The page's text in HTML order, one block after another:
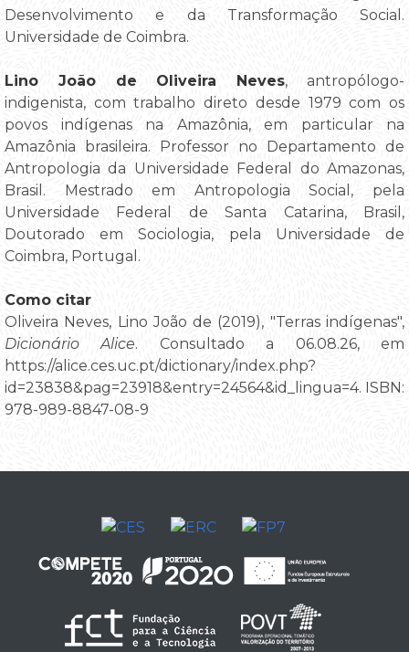
Desenvolvimento e da Transformação Social.
Universidade de Coimbra.
Lino João de Oliveira Neves, antropólogo-
indigenista, com trabalho direto desde 1979 com os
povos indígenas na Amazônia, em particular na
Amazônia brasileira. Professor no Departamento de
Antropologia da Universidade Federal do Amazonas,
Brasil. Mestrado em Antropologia Social, pela
Universidade Federal de Santa Catarina, Brasil,
Doutorado em Sociologia, pela Universidade de
Coimbra, Portugal.
Como citar
Oliveira Neves, Lino João de (2019), "Terras indígenas",
Dicionário Alice. Consultado a 06.08.26, em
https://alice.ces.uc.pt/dictionary/index.php?
id=23838&pag=23918&entry=24564&id_lingua=4. ISBN:
978-989-8847-08-9